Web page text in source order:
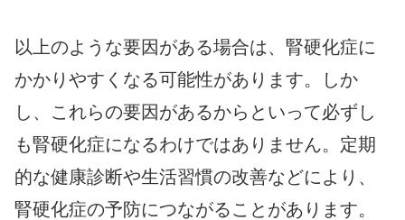
以上のような要因がある場合は、腎硬化症に
かかりやすくなる可能性があります。しか
し、これらの要因があるからといって必ずし
も腎硬化症になるわけではありません。定期
的な健康診断や生活習慣の改善などにより、
腎硬化症の予防につながることがあります。